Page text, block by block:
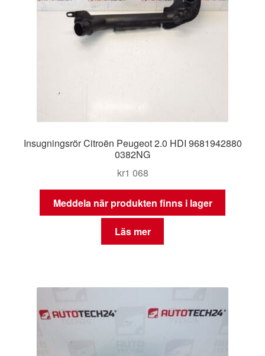
Insugningsrör Citroën Peugeot 2.0 HDI 9681942880
0382NG
kr1 068
Meddela när produkten finns i lager
Läs mer